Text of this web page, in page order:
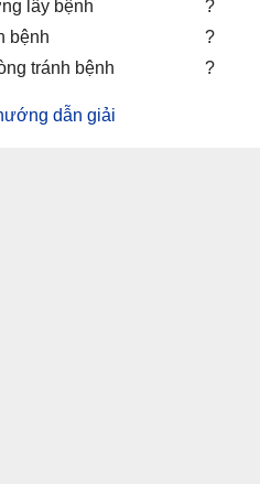
lây bệnh
?
bệnh
?
tránh bệnh
?
dẫn giải